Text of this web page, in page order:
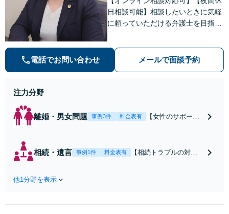
日相談可能】相談したいときに気軽
に頼っていただける弁護士を目指し
相談ください。
電話でお問い合わせ メールで面談予約
注力分野
離婚・男女問題 事例3件 料金表有
【女性のサポート
かな配慮で、将来
相続・遺言 事例1件 料金表有
【相続トラブルの対応
す。残された家族が揉
他1分野を表示